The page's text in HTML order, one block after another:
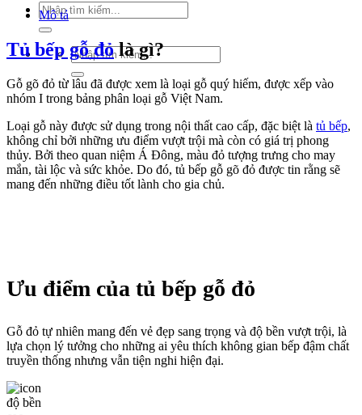
Tìm
kiếm:
Tìm
kiếm:
Mô tả
Tủ bếp gỗ đỏlà gì?
Gỗ gõ đỏ từ lâu đã được xem là loại gỗ quý hiếm, được xếp vào
nhóm I trong bảng phân loại gỗ Việt Nam.
Loại gỗ này được sử dụng trong nội thất cao cấp, đặc biệt là tủ bếp,
không chỉ bởi những ưu điểm vượt trội mà còn có giá trị phong
thủy. Bởi theo quan niệm Á Đông, màu đỏ tượng trưng cho may
mắn, tài lộc và sức khỏe. Do đó, tủ bếp gỗ gõ đỏ được tin rằng sẽ
mang đến những điều tốt lành cho gia chủ.
Ưu điểm của tủ bếp gỗ đỏ
Gỗ đỏ tự nhiên mang đến vẻ đẹp sang trọng và độ bền vượt trội, là
lựa chọn lý tưởng cho những ai yêu thích không gian bếp đậm chất
truyền thống nhưng vẫn tiện nghi hiện đại.